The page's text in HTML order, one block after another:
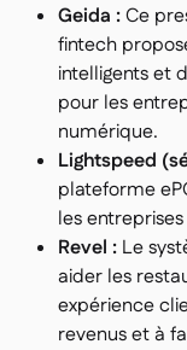
Geida :Ce
fintech
intelligents et
pour les
numérique.
Lightspeed
plateforme
les
Revel : Le
aider les
expérience
revenus et à